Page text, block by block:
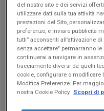
una questione prioritaria.
Indice
Cosa sono le
Perché è
umane
Come gestire le
del nostro sito e dei servizi
utilizzare dati sulla tua attività
prestazioni del Sito,
preferenze, e inviare pubblicità
tutti” acconsenti all’attivazione
senza accettare" permarranno
continuerai a navigare in
tracciamento diversi da quelli
cookie, configurare o
Modifica Preferenze. Per
nostra Cookie Policy. Scopri di